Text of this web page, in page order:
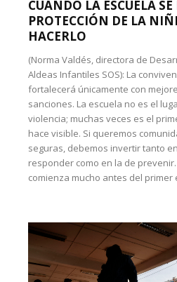
CUANDO LA ESCUELA
PROTECCIÓN DE LA
HACERLO
(Norma Valdés, directora de
Aldeas Infantiles SOS): La
fortalecerá únicamente con
sanciones. La escuela no es el
violencia; muchas veces es el
hace visible. Si queremos
seguras, debemos invertir tanto
responder como en la de
comienza mucho antes del primer